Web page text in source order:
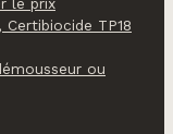
TP18
ou